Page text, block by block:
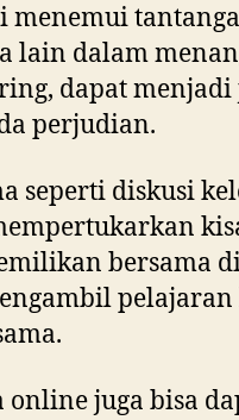
menemui
lain dalam
dapat
perjudian.
seperti diskusi
bersama
online juga bisa